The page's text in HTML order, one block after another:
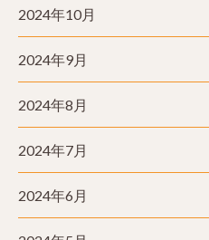
2024年10月
2024年9月
2024年8月
2024年7月
2024年6月